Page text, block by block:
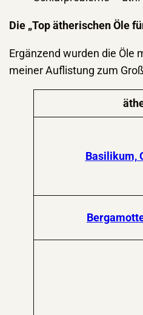
Die „Top ätherischen Öle
Ergänzend wurden die Öle
meiner Auflistung zum
Basilikum,